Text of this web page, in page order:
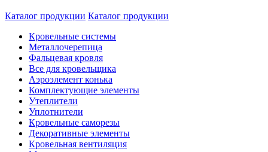
Каталог продукции Каталог продукции
Кровельные системы
Металлочерепица
Фальцевая кровля
Все для кровельщика
Аэроэлемент конька
Комплектующие элементы
Утеплители
Уплотнители
Кровельные саморезы
Декоративные элементы
Кровельная вентиляция